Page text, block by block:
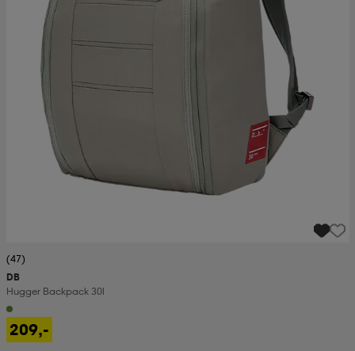
(47)
DB
Hugger Backpack 30l
209,-